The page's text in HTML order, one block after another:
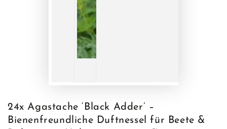
24x Agastache ‘Black Adder’ –
Bienenfreundliche Duftnessel für Beete &